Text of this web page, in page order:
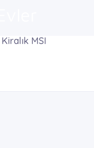
Kiralık MSI